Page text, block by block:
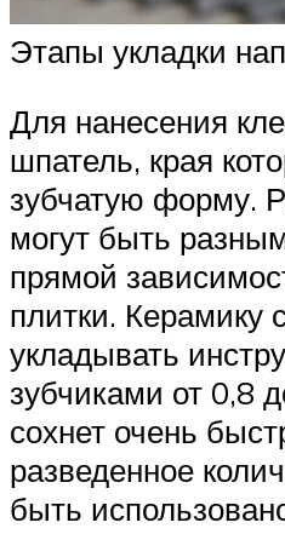
Этапы укладки
Для нанесения
шпатель, края
зубчатую форму.
могут быть
прямой
плитки. Керамику
укладывать
зубчиками от 0,8
сохнет очень
разведенное
быть